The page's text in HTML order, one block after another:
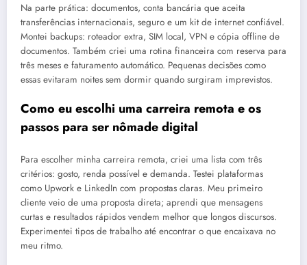
Na parte prática: documentos, conta bancária que aceita
transferências internacionais, seguro e um kit de internet confiável.
Montei backups: roteador extra, SIM local, VPN e cópia offline de
documentos. Também criei uma rotina financeira com reserva para
três meses e faturamento automático. Pequenas decisões como
essas evitaram noites sem dormir quando surgiram imprevistos.
Como eu escolhi uma carreira remota e os
passos para ser nômade digital
Para escolher minha carreira remota, criei uma lista com três
critérios: gosto, renda possível e demanda. Testei plataformas
como Upwork e LinkedIn com propostas claras. Meu primeiro
cliente veio de uma proposta direta; aprendi que mensagens
curtas e resultados rápidos vendem melhor que longos discursos.
Experimentei tipos de trabalho até encontrar o que encaixava no
meu ritmo.